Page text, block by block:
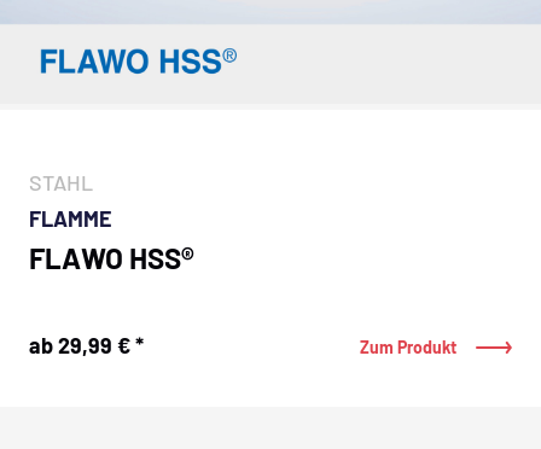
STAHL
FLAMME
FLAWO HSS®
ab 29,99 € * Zum Produkt